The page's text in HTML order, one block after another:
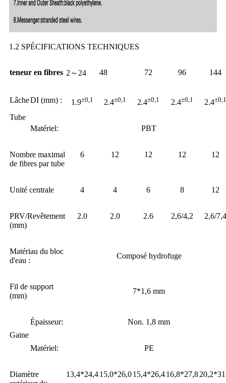
1.2 SPÉCIFICATIONS TECHNIQUES
teneur en fibres 2～24 48 72 96 144
Lâche
Tube
DI (mm) : 1.9±0,1 2.4±0,1 2.4±0,1 2.4±0,1 2.4±0,1
Matériel: PBT
Nombre maximal
de fibres par tube
6 12 12 12 12
Unité centrale 4 4 6 8 12
PRV/Revêtement
(mm)
2.0 2.0 2.6 2,6/4,2 2,6/7,4
Matériau du bloc
d'eau :
Composé hydrofuge
Fil de support
(mm)
7*1,6 mm
Gaine
Épaisseur: Non. 1,8 mm
Matériel: PE
Diamètre
13,4*24,415,0*26,015,4*26,416,8*27,8